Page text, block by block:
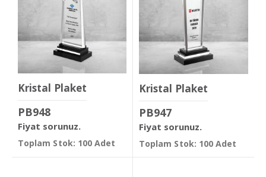
Kristal Plaket
PB948
Fiyat sorunuz.
Toplam Stok: 100 Adet
Kristal Plaket
PB947
Fiyat sorunuz.
Toplam Stok: 100 Adet